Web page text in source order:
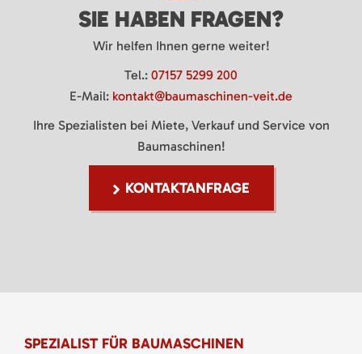
SIE HABEN FRAGEN?
Wir helfen Ihnen gerne weiter!
Tel.: 07157 5299 200
E-Mail: kontakt@baumaschinen-veit.de
Ihre Spezialisten bei Miete, Verkauf und Service von
Baumaschinen!
KONTAKTANFRAGE
SPEZIALIST FÜR BAUMASCHINEN